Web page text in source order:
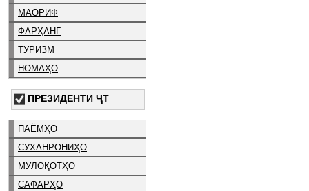
МАОРИФ
ФАРҲАНГ
ТУРИЗМ
НОМАҲО
ПРЕЗИДЕНТИ ҶТ
ПАЁМҲО
СУХАНРОНИҲО
МУЛОҚОТҲО
САФАРҲО